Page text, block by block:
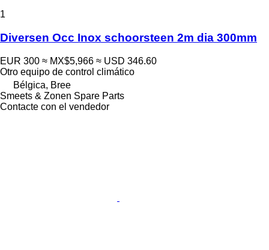
1
Diversen Occ Inox schoorsteen 2m dia 300mm
EUR 300 ≈ MX$5,966 ≈ USD 346.60
Otro equipo de control climático
Bélgica, Bree
Smeets & Zonen Spare Parts
Contacte con el vendedor